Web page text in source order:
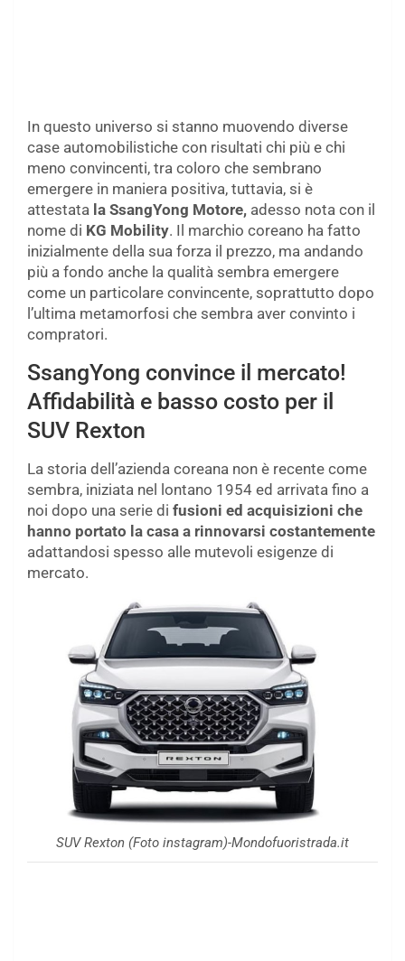
In questo universo si stanno muovendo diverse
case automobilistiche con risultati chi più e chi
meno convincenti, tra coloro che sembrano
emergere in maniera positiva, tuttavia, si è
attestata la SsangYong Motore, adesso nota con il
nome di KG Mobility. Il marchio coreano ha fatto
inizialmente della sua forza il prezzo, ma andando
più a fondo anche la qualità sembra emergere
come un particolare convincente, soprattutto dopo
l’ultima metamorfosi che sembra aver convinto i
compratori.
SsangYong convince il mercato!
Affidabilità e basso costo per il
SUV Rexton
La storia dell’azienda coreana non è recente come
sembra, iniziata nel lontano 1954 ed arrivata fino a
noi dopo una serie di fusioni ed acquisizioni che
hanno portato la casa a rinnovarsi costantemente
adattandosi spesso alle mutevoli esigenze di
mercato.
SUV Rexton (Foto instagram)-Mondofuoristrada.it